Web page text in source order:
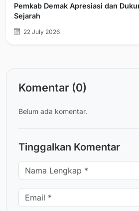
Pemkab Demak Apresiasi dan
Sejarah
22 July 2026
Komentar (0)
Belum ada komentar.
Tinggalkan Komentar